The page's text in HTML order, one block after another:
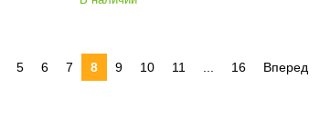
5 6 7 8 9 10 11 ... 16 Вперед